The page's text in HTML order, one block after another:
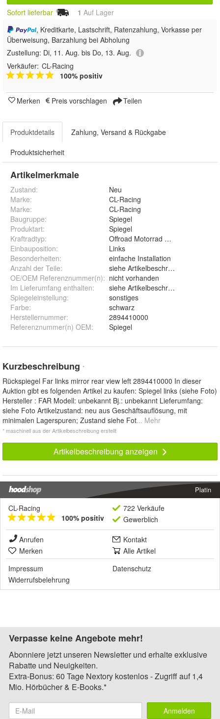
Sofort lieferbar 1 Auf Lager
, Kreditkarte, Lastschrift, Ratenzahlung, Vorkasse per
Überweisung, Barzahlung bei Abholung
Zustellung: Di, 11. Aug. bis Do, 13. Aug.
Verkäufer: CL-Racing
100% positiv
Merken Preis vorschlagen Teilen
Produktdetails Zahlung, Versand & Rückgabe
Produktsicherheit
Artikelmerkmale
Zustand:
Neu
Marke:
CL-Racing
Marke:
CL-Racing
Baugruppe:
Spiegel
Produktart:
Spiegel
Kraftradtyp:
Offroad Motorrad Enduro Cross
Einbauposition:
Links
Besonderheiten:
einfache Installation
Anzahl der Teile:
siehe Artikelbeschreibung
OE/OEM Referenznummer(n): nicht vorhanden
Im Lieferumfang enthalten:
siehe Artikelbeschreibung
Spiegeleinstellung:
sonstiges
Farbe:
schwarz
Herstellernummer:
2894410000
Referenznummer(n) OEM: Spiegel
Kurzbeschreibung *
Rückspiegel Far links mirror rear view left 2894410000 In dieser
Auktion gibt es folgenden Artikel zu kaufen: Spiegel links (siehe Foto)
Hersteller : FAR Modell: unbekannt Bj.: unbekannt Lieferumfang:
siehe Foto Artikelzustand: neu aus Geschäftsauflösung, mit
minimalen Lagerspuren; Zustand siehe Fot... Mehr
* maschinell aus der Artikelbeschreibung erstellt
Artikelbeschreibung anzeigen
Platin
CL-Racing
100% positiv
722 Verkäufe
Gewerblich
Anrufen
Kontakt
Merken
Alle Artikel
Impressum
Datenschutz
Widerrufsbelehrung
Verpasse keine Angebote mehr!
Abonniere jetzt unseren Newsletter und erhalte exklusive
Rabatte und Neuigkeiten.
Extra-Bonus: 60 Tage Nextory kostenlos - Zugriff auf 1,4
Mio. Hörbücher & E-Books.*
Anmelden